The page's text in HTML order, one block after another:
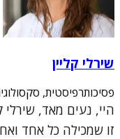
שירלי קליין
פסיכותרפיסטית,
היי, נעים מאד,
זו שמכילה כל אחד